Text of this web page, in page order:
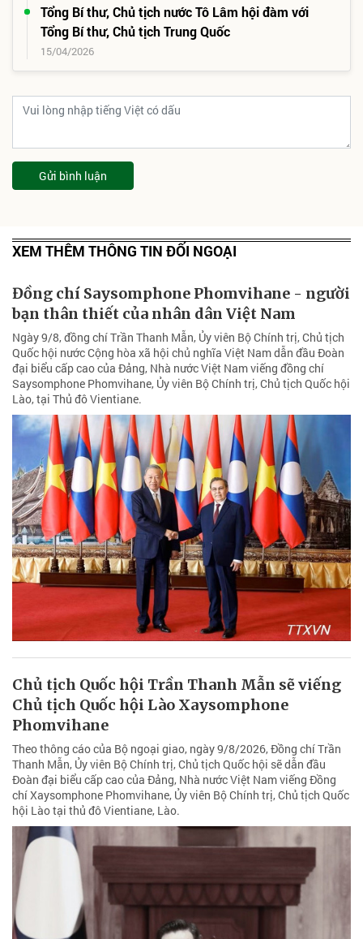
Tổng Bí thư, Chủ tịch nước Tô Lâm hội đàm với
Tổng Bí thư, Chủ tịch Trung Quốc
15/04/2026
Gửi bình luận
XEM THÊM THÔNG TIN ĐỐI NGOẠI
Đồng chí Saysomphone Phomvihane - người
bạn thân thiết của nhân dân Việt Nam
Ngày 9/8, đồng chí Trần Thanh Mẫn, Ủy viên Bộ Chính trị, Chủ tịch
Quốc hội nước Cộng hòa xã hội chủ nghĩa Việt Nam dẫn đầu Đoàn
đại biểu cấp cao của Đảng, Nhà nước Việt Nam viếng đồng chí
Saysomphone Phomvihane, Ủy viên Bộ Chính trị, Chủ tịch Quốc hội
Lào, tại Thủ đô Vientiane.
Chủ tịch Quốc hội Trần Thanh Mẫn sẽ viếng
Chủ tịch Quốc hội Lào Xaysomphone
Phomvihane
Theo thông cáo của Bộ ngoại giao, ngày 9/8/2026, Đồng chí Trần
Thanh Mẫn, Ủy viên Bộ Chính trị, Chủ tịch Quốc hội sẽ dẫn đầu
Đoàn đại biểu cấp cao của Đảng, Nhà nước Việt Nam viếng Đồng
chí Xaysomphone Phomvihane, Ủy viên Bộ Chính trị, Chủ tịch Quốc
hội Lào tại thủ đô Vientiane, Lào.